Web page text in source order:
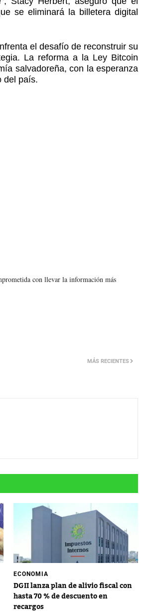
se eliminará la billetera digital
el desafío de reconstruir su
La reforma a la Ley Bitcoin
salvadoreña, con la esperanza
del país.
con llevar la información más
MÁS RECIENTES
ECONOMIA
DGII lanza plan de alivio fiscal con
hasta 70 % de descuento en
recargos